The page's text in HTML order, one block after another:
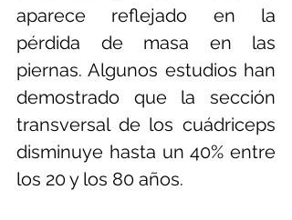
aparece reflejado en la
pérdida de masa en las
piernas. Algunos estudios han
demostrado que la sección
transversal de los cuádriceps
disminuye hasta un 40% entre
los 20 y los 80 años.